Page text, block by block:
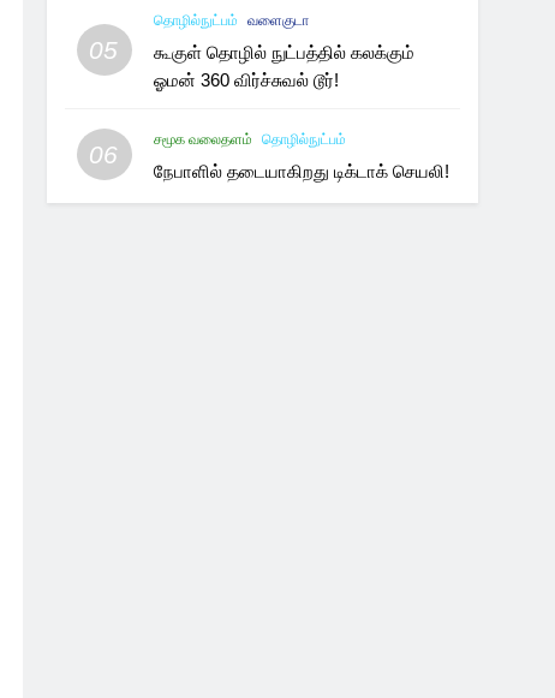
05
தொழில்நுட்பம் வளைகுடா
கூகுள் தொழில் நுட்பத்தில் கலக்கும்
ஓமன் 360 விர்ச்சுவல் டூர்!
06
சமூக வலைதளம் தொழில்நுட்பம்
நேபாளில் தடையாகிறது டிக்டாக் செயலி!